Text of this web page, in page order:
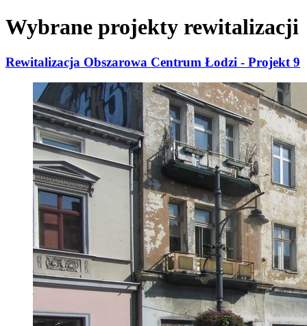
Wybrane projekty rewitalizacji
Rewitalizacja Obszarowa Centrum Łodzi - Projekt 9